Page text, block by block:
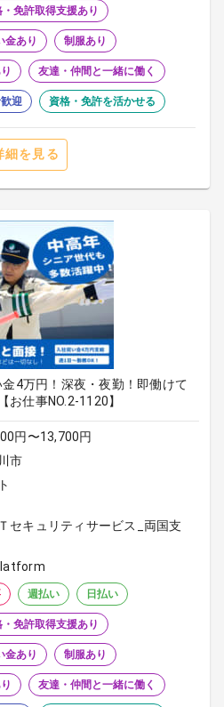
・免許取得支援あり
金あり 制服あり
友達・仲間と一緒に働く
迎 資格・免許を活かせる
細を見る
4万円！深夜・夜勤！即働けて
仕事NO.2-1120】
円〜13,700円
市
セキュリティサービス_両国支
週払い 日払い
・免許取得支援あり
金あり 制服あり
友達・仲間と一緒に働く